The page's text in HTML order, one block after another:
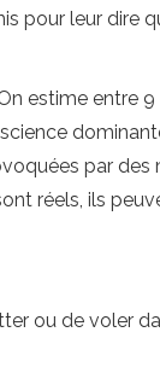
pour leur dire
estime entre
par des
réels, ils
ou de voler